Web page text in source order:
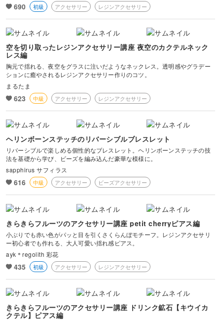
690 初級 アクセサリー レジンアクセサリー
空を切り取ったレジンアクセサリー講座 夜空のカクテルネック
レス編
胸元で揺れる、夜空をグラスに注いだようなネックレス。透明感やグラデー
ションに癒やされるレジンアクセサリー作りのコツ。
まるたま
623 中級 アクセサリー レジンアクセサリー
ヘリンボーンステッチのリバーシブルブレスレット
リバーシブルで楽しめる個性的なブレスレット。ヘリンボーンステッチの技
法を基礎から学び、ビーズを編み込んだ豪華な模様に。
sapphirus サフィラス
616 中級 アクセサリー ビーズアクセサリー
きらきらフルーツのアクセサリー講座 petit cherryピアス編
小ぶりでも赤い色がパッと目を引くさくらんぼモチーフ。レジンアクセサリ
ー初心者でも作れる、大人可愛い揺れ感ピアス。
ayk＊regolith 彩花
435 初級 アクセサリー レジンアクセサリー
きらきらフルーツのアクセサリー講座 ドリンク鉱石【キウイカ
クテル】ピアス編